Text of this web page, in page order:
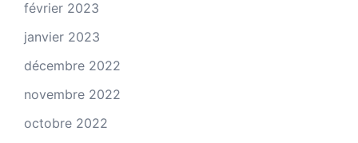
février 2023
janvier 2023
décembre 2022
novembre 2022
octobre 2022